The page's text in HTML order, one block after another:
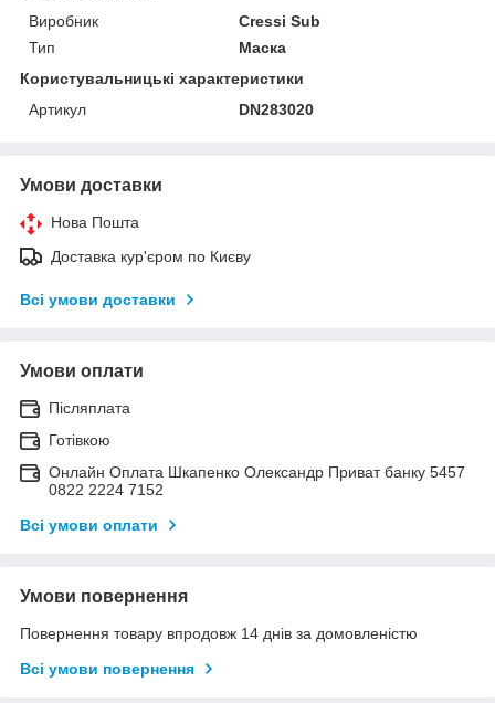
Виробник
Cressi Sub
Тип
Маска
Користувальницькі характеристики
Артикул
DN283020
Умови доставки
Нова Пошта
Доставка кур'єром по Києву
Всі умови доставки
Умови оплати
Післяплата
Готівкою
Онлайн Оплата Шкапенко Олександр Приват банку 5457
0822 2224 7152
Всі умови оплати
Умови повернення
Повернення товару впродовж 14 днів за домовленістю
Всі умови повернення